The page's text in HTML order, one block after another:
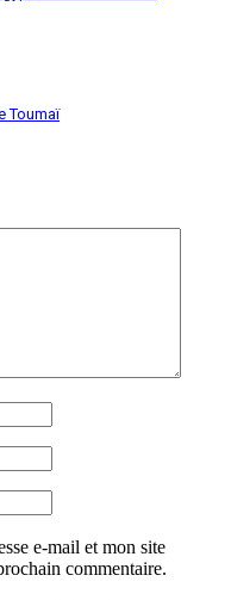
Toumaï
e-mail et mon site
commentaire.